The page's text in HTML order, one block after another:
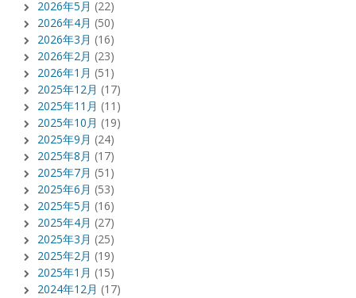
2026年5月 (22)
2026年4月 (50)
2026年3月 (16)
2026年2月 (23)
2026年1月 (51)
2025年12月 (17)
2025年11月 (11)
2025年10月 (19)
2025年9月 (24)
2025年8月 (17)
2025年7月 (51)
2025年6月 (53)
2025年5月 (16)
2025年4月 (27)
2025年3月 (25)
2025年2月 (19)
2025年1月 (15)
2024年12月 (17)